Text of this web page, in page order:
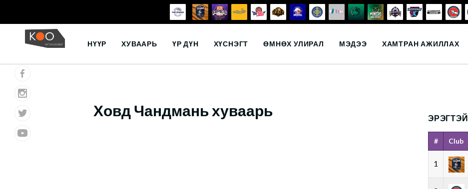
НҮҮР ХУВААРЬ ҮР ДҮН ХҮСНЭГТ ӨМНӨХ УЛИРАЛ МЭДЭЭ ХАМТРАН АЖИЛЛАХ
Ховд Чандмань хуваарь ЭРЭГТЭЙ
# Club
1